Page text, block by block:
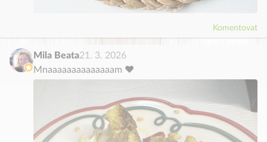
Komentovat
Mila Beata21. 3. 2026
Mnaaaaaaaaaaaaaam ♥️